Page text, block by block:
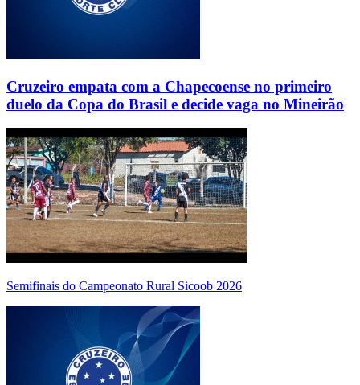
Cruzeiro empata com a Chapecoense no primeiro
duelo da Copa do Brasil e decide vaga no Mineirão
Semifinais do Campeonato Rural Sicoob 2026